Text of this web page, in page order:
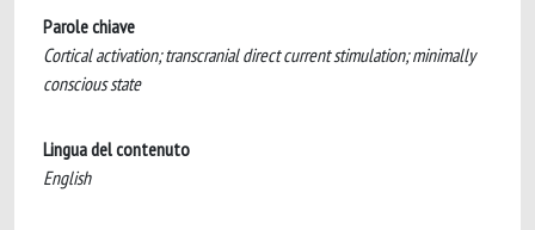
Parole chiave
Cortical activation; transcranial direct current stimulation; minimally
conscious state
Lingua del contenuto
English